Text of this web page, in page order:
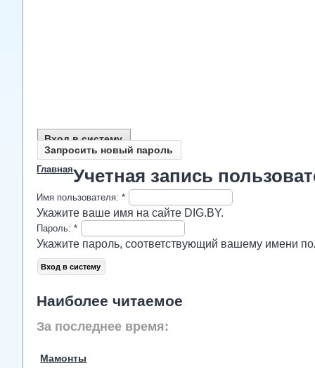
Вход в систему
Запросить новый пароль
ГлавнаяУчетная запись
Имя пользователя:*
Укажите ваше имя на сайте DIG.BY.
Пароль:*
Укажите пароль, соответствующий вашему имени
Наиболее читаемое
За последнее время:
Мамонты